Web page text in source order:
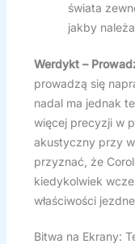
świata
jakby
Werdykt –
prowadzą się
nadal ma jednak
więcej precyzji w
akustyczny przy
przyznać, że
kiedykolwiek
właściwości
Bitwa na Ekrany: